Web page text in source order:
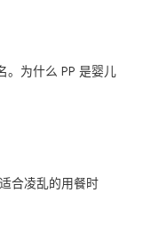
。为什么 PP 是婴儿
合凌乱的用餐时